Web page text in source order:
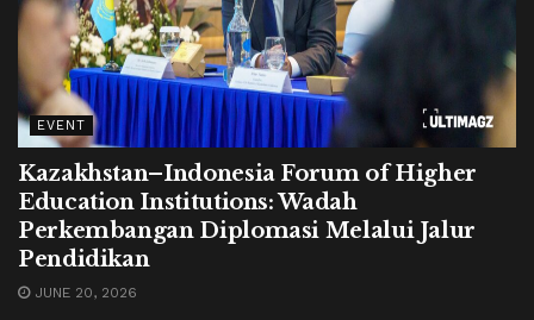
EVENT
Kazakhstan–Indonesia Forum of Higher
Education Institutions: Wadah
Perkembangan Diplomasi Melalui Jalur
Pendidikan
JUNE 20, 2026